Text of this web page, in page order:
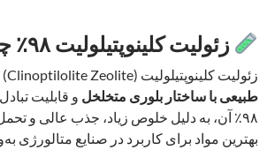
زئولیت کلینوپتیلولیت ۹۸٪ چیست؟
زئولیت کلینوپتیلولیت (Clinoptilolite Zeolite) یک
طبیعی با ساختار بلوری متخلخل و قابلیت
۹۸٪ آن، به دلیل خلوص زیاد، جذب عالی و تحمل
بهترین مواد برای کاربرد در صنایع متالورژی